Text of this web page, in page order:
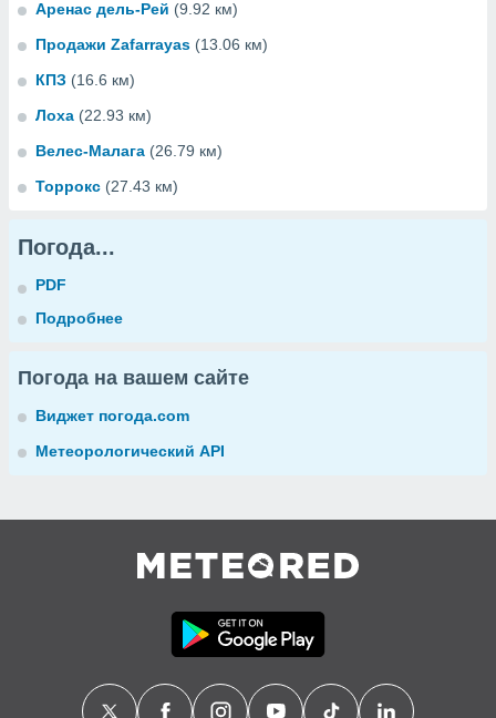
Аренас дель-Рей (9.92 км)
Продажи Zafarrayas (13.06 км)
КПЗ (16.6 км)
Лоха (22.93 км)
Велес-Малага (26.79 км)
Торрокс (27.43 км)
Погода...
PDF
Подробнее
Погода на вашем сайте
Виджет погода.com
Метеорологический API